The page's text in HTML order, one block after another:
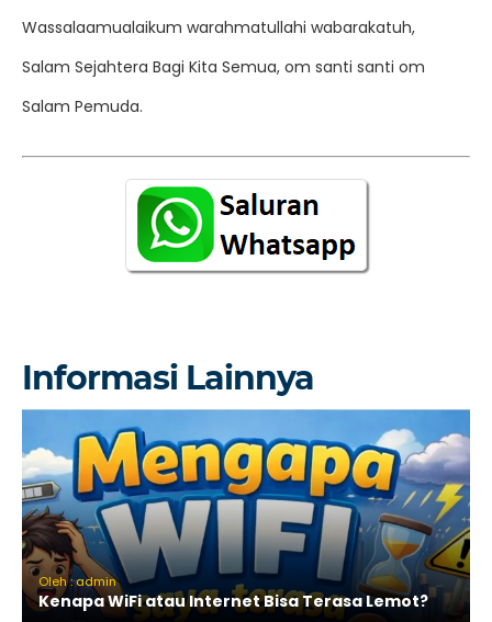
Wassalaamualaikum warahmatullahi wabarakatuh,
Salam Sejahtera Bagi Kita Semua, om santi santi om
Salam Pemuda.
Informasi Lainnya
Oleh : admin
Kenapa WiFi atau Internet Bisa Terasa Lemot?